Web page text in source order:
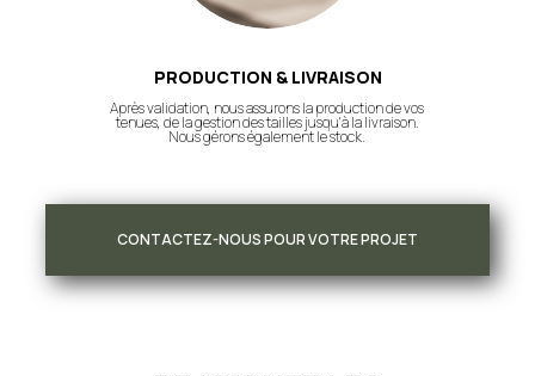
PRODUCTION & LIVRAISON
Après validation, nous assurons la production de vos
tenues, de la gestion des tailles jusqu'à la livraison.
Nous gérons également le stock.
CONTACTEZ-NOUS POUR VOTRE PROJET